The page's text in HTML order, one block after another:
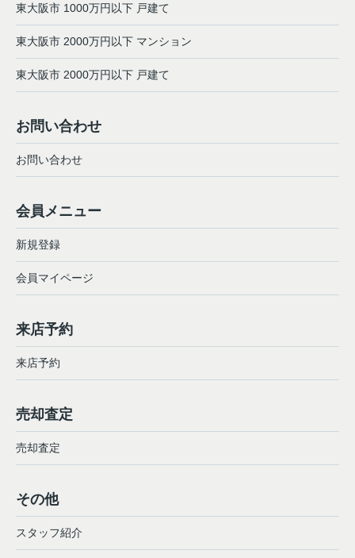
東大阪市 1000万円以下 戸建て
東大阪市 2000万円以下 マンション
東大阪市 2000万円以下 戸建て
お問い合わせ
お問い合わせ
会員メニュー
新規登録
会員マイページ
来店予約
来店予約
売却査定
売却査定
その他
スタッフ紹介